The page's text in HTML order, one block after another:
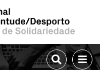
TOGGLE